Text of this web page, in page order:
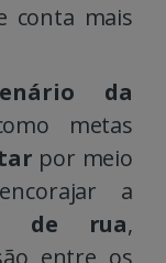
conta mais
da
metas
por meio
a
de rua,
entre os